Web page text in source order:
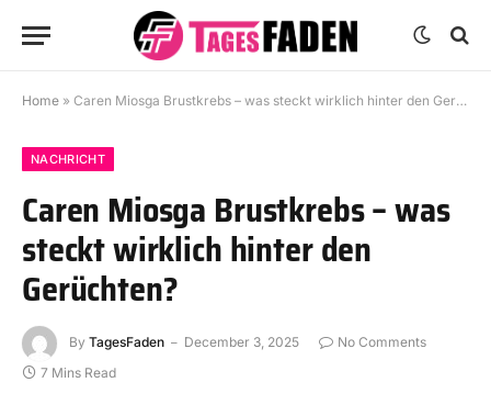
Home » Caren Miosga Brustkrebs – was steckt wirklich hinter den Gerüchten?
NACHRICHT
Caren Miosga Brustkrebs – was
steckt wirklich hinter den
Gerüchten?
By TagesFaden December 3, 2025
No Comments
7 Mins Read